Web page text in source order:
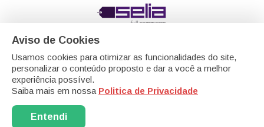
eCadeiras - MatrizAv. Portugal, 46 - modulo 20 e 21
SP - SP CEP: 06696-060
eCadeiras - Filial - Biomater Bioplásticos Com. Imp. Exp.
LtdaCNPJ: 13.589.504/0008-07R. Cristovam de Vita, 260 Galpão 9
Aviso de Cookies
Usamos cookies para otimizar as funcionalidades do site,
personalizar o conteúdo proposto e dar a você a melhor
experiência possível.
Saiba mais em nossa Politica de Privacidade
Entendi